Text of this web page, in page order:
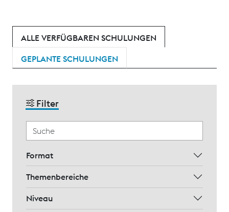
ALLE VERFÜGBAREN SCHULUNGEN
GEPLANTE SCHULUNGEN
Filter
Format
Themenbereiche
Niveau